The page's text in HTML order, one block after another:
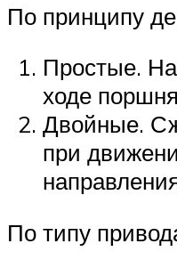
По принципу
Простые.
ходе
Двойные.
при
По типу